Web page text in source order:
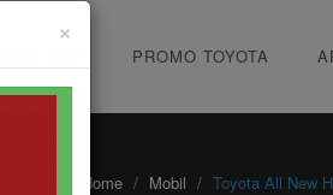
×
PROMO TOYOTA
Home Mobil Toyota All New